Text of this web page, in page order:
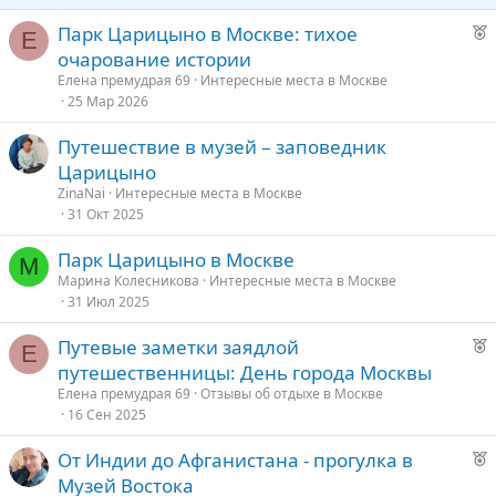
Е
Р
е
Парк Царицыно в Москве: тихое
очарование истории
Елена премудрая 69
Интересные места в Москве
25 Мар 2026
Путешествие в музей – заповедник
Царицыно
ZinaNai
Интересные места в Москве
31 Окт 2025
М Парк Царицыно в Москве
Марина Колесникова
Интересные места в Москве
31 Июл 2025
Е
Р
е
Путевые заметки заядлой
путешественницы: День города Москвы
Елена премудрая 69 Отзывы об отдыхе в Москве
16 Сен 2025
Р
От Индии до Афганистана - прогулка в
Музей Востока